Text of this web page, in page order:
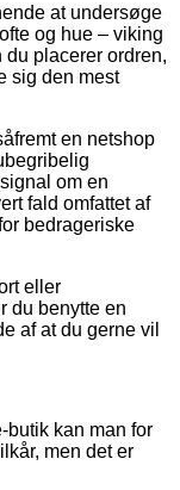
at undersøge
og hue – viking
du placerer ordren,
sig den mest
en netshop
om en
fald omfattet af
bedrageriske
eller
du benytte en
af at du gerne vil
butik kan man for
men det er